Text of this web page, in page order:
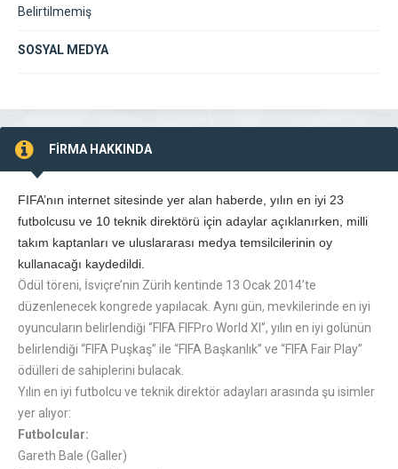
Belirtilmemiş
SOSYAL MEDYA
FİRMA HAKKINDA
FIFA’nın internet sitesinde yer alan haberde, yılın en iyi 23
futbolcusu ve 10 teknik direktörü için adaylar açıklanırken, milli
takım kaptanları ve uluslararası medya temsilcilerinin oy
kullanacağı kaydedildi.
Ödül töreni, İsviçre’nin Zürih kentinde 13 Ocak 2014’te
düzenlenecek kongrede yapılacak. Aynı gün, mevkilerinde en iyi
oyuncuların belirlendiği “FIFA FIFPro World XI”, yılın en iyi golünün
belirlendiği “FIFA Puşkaş” ile “FIFA Başkanlık” ve “FIFA Fair Play”
ödülleri de sahiplerini bulacak.
Yılın en iyi futbolcu ve teknik direktör adayları arasında şu isimler
yer alıyor:
Futbolcular:
Gareth Bale (Galler)